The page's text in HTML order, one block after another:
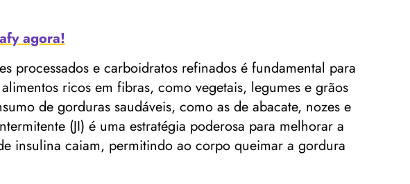
agora!
processados ​​e carboidratos refinados é fundamental para
ricos em fibras, como vegetais, legumes e grãos
de gorduras saudáveis, como as de abacate, nozes e
(JI) é uma estratégia poderosa para melhorar a
insulina caiam, permitindo ao corpo queimar a gordura